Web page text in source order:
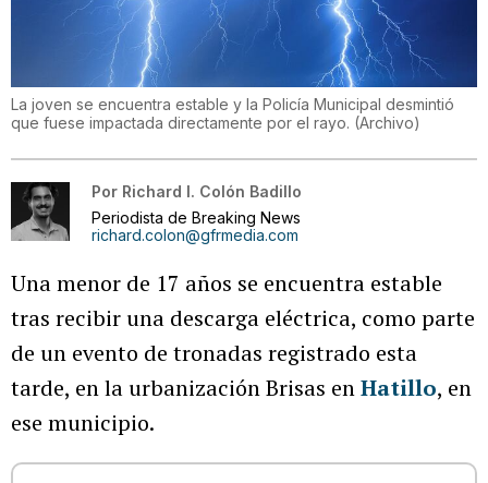
La joven se encuentra estable y la Policía Municipal desmintió
que fuese impactada directamente por el rayo. (Archivo)
Por Richard I. Colón Badillo
Periodista de Breaking News
richard.colon@gfrmedia.com
Una menor de 17 años se encuentra estable
tras recibir una descarga eléctrica, como parte
de un evento de tronadas registrado esta
tarde, en la urbanización Brisas enHatillo, en
ese municipio.